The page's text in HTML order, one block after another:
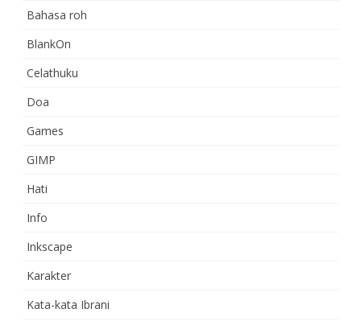
Bahasa roh
BlankOn
Celathuku
Doa
Games
GIMP
Hati
Info
Inkscape
Karakter
Kata-kata Ibrani